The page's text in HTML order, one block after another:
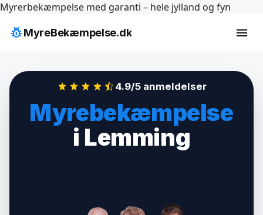
Hop
indhold
Myrerbekæmpelse med garanti – hele jylland og fyn
pest_controlMyreBekæmpelse.dk menu
4.9/5 anmeldelser
Myrebekæmpelse
i Lemming